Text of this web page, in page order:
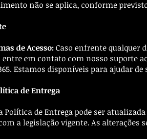
não se aplica, conforme
de Acesso:Caso enfrente qualquer
entre em contato com nosso suporte
Estamos disponíveis para ajudar
de Entrega
Política de Entrega pode ser
a legislação vigente. As alterações